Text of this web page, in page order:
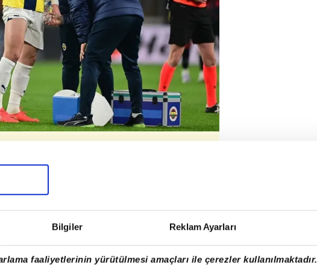
Bilgiler Reklam Ayarları
faaliyetlerinin yürütülmesi amaçları ile çerezler kullanılmaktadır.
YOLUNDA
UEFA Avrupa Konferans Ligi
ve oyunun henüz 16. dakikasında sahayı